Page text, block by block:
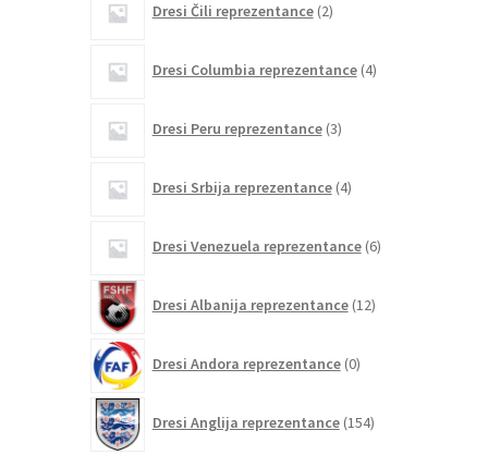
Dresi Čili reprezentance 2izdelka
Dresi Columbia reprezentance 4izdelki
Dresi Peru reprezentance 3izdelki
Dresi Srbija reprezentance 4izdelki
Dresi Venezuela reprezentance 6izdelkov
Dresi Albanija reprezentance 12izdelkov
Dresi Andora reprezentance 0izdelkov
Dresi Anglija reprezentance 154izdelkov